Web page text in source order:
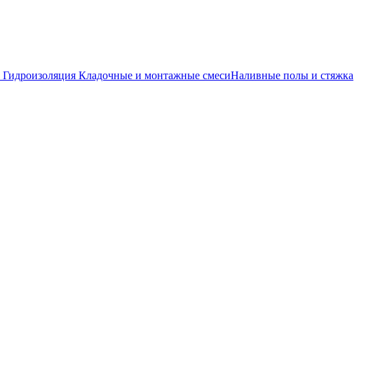
Гидроизоляция Кладочные и монтажные смесиНаливные полы и стяжка